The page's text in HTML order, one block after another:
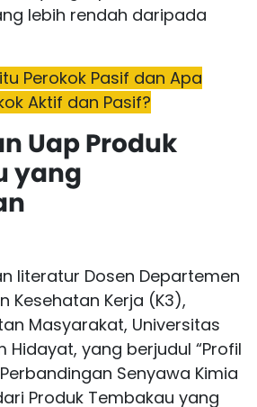
lebih rendah daripada
Perokok Pasif dan Apa
Aktif dan Pasif?
Uap Produk
yang
literatur Dosen Departemen
Kesehatan Kerja (K3),
Masyarakat, Universitas
Hidayat, yang berjudul “Profil
Senyawa Kimia
Produk Tembakau yang